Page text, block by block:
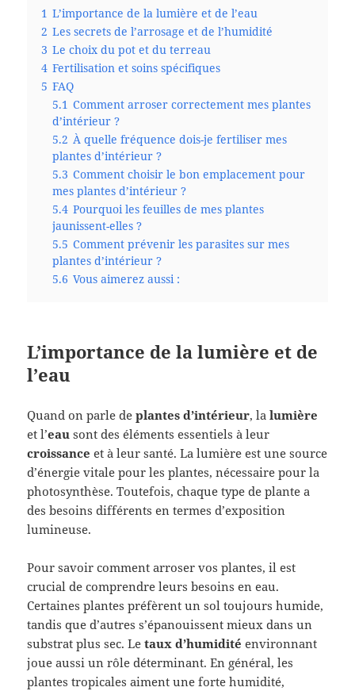
1 L’importance de la lumière et de l’eau
2 Les secrets de l’arrosage et de l’humidité
3 Le choix du pot et du terreau
4 Fertilisation et soins spécifiques
5 FAQ
5.1 Comment arroser correctement mes plantes
d’intérieur ?
5.2 À quelle fréquence dois-je fertiliser mes
plantes d’intérieur ?
5.3 Comment choisir le bon emplacement pour
mes plantes d’intérieur ?
5.4 Pourquoi les feuilles de mes plantes
jaunissent-elles ?
5.5 Comment prévenir les parasites sur mes
plantes d’intérieur ?
5.6 Vous aimerez aussi :
L’importance de la lumière et de
l’eau
Quand on parle deplantes d’intérieur, lalumière
et l’eau sont des éléments essentiels à leur
croissance et à leur santé. La lumière est une source
d’énergie vitale pour les plantes, nécessaire pour la
photosynthèse. Toutefois, chaque type de plante a
des besoins différents en termes d’exposition
lumineuse.
Pour savoir comment arroser vos plantes, il est
crucial de comprendre leurs besoins en eau.
Certaines plantes préfèrent un sol toujours humide,
tandis que d’autres s’épanouissent mieux dans un
substrat plus sec. Letaux d’humidité environnant
joue aussi un rôle déterminant. En général, les
plantes tropicales aiment une forte humidité,